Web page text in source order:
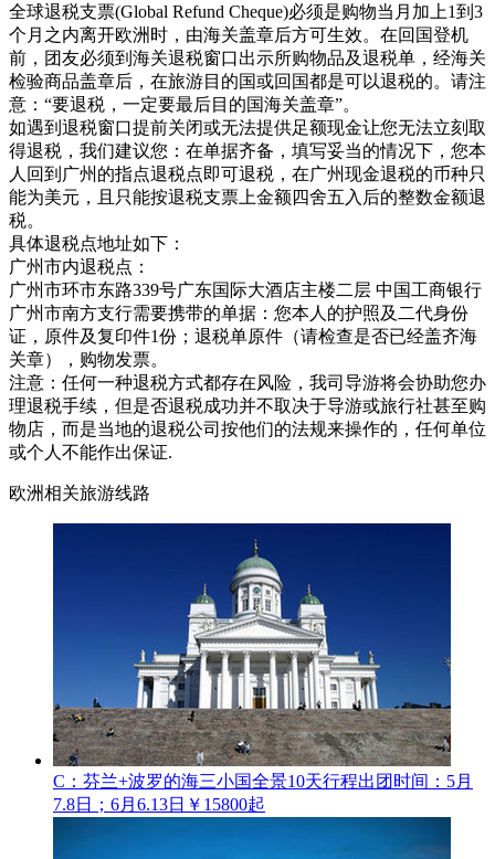
全球退税支票(Global Refund Cheque)必须是购物当月加上1到3
个月之内离开欧洲时，由海关盖章后方可生效。在回国登机
前，团友必须到海关退税窗口出示所购物品及退税单，经海关
检验商品盖章后，在旅游目的国或回国都是可以退税的。请注
意：“要退税，一定要最后目的国海关盖章”。
如遇到退税窗口提前关闭或无法提供足额现金让您无法立刻取
得退税，我们建议您：在单据齐备，填写妥当的情况下，您本
人回到广州的指点退税点即可退税，在广州现金退税的币种只
能为美元，且只能按退税支票上金额四舍五入后的整数金额退
税。
具体退税点地址如下：
广州市内退税点：
广州市环市东路339号广东国际大酒店主楼二层 中国工商银行
广州市南方支行需要携带的单据：您本人的护照及二代身份
证，原件及复印件1份；退税单原件（请检查是否已经盖齐海
关章），购物发票。
注意：任何一种退税方式都存在风险，我司导游将会协助您办
理退税手续，但是否退税成功并不取决于导游或旅行社甚至购
物店，而是当地的退税公司按他们的法规来操作的，任何单位
或个人不能作出保证.
欧洲相关旅游线路
C：芬兰+波罗的海三小国全景10天行程出团时间：5月
7.8日；6月6.13日 ￥15800起